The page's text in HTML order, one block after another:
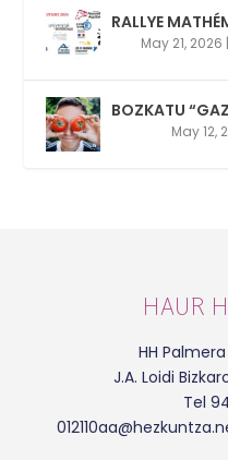
RALLYE
May 21, 2026 |
BOZKATU
May 12,
HAUR
HH
J.A. Loidi
Tel